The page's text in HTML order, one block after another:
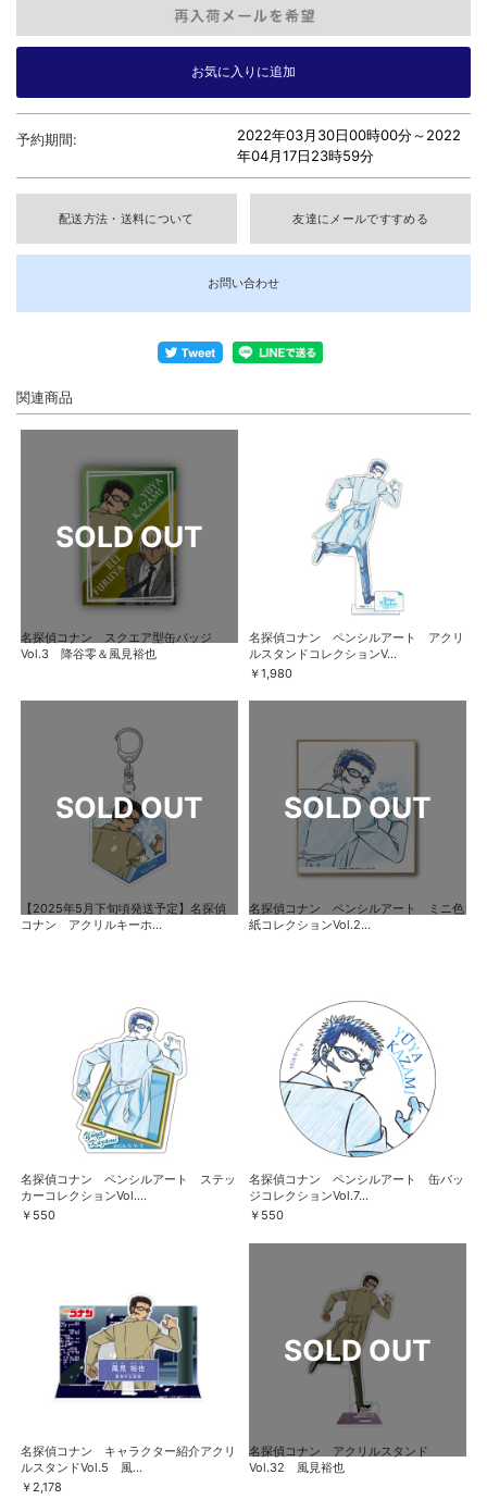
予約期間: 2022年03月30日00時00分～2022
年04月17日23時59分
配送方法・送料について 友達にメールですすめる
お問い合わせ
関連商品
名探偵コナン スクエア型缶バッジ
Vol.3 降谷零＆風見裕也
名探偵コナン ペンシルアート アクリ
ルスタンドコレクションV...
￥1,980
【2025年5月下旬頃発送予定】名探偵
コナン アクリルキーホ...
名探偵コナン ペンシルアート ミニ色
紙コレクションVol.2...
名探偵コナン ペンシルアート ステッ
カーコレクションVol....
￥550
名探偵コナン ペンシルアート 缶バッ
ジコレクションVol.7...
￥550
名探偵コナン キャラクター紹介アクリ
ルスタンドVol.5 風...
￥2,178
名探偵コナン アクリルスタンド
Vol.32 風見裕也